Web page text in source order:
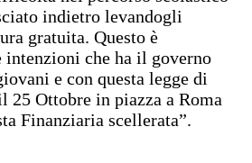
indietro levandogli
gratuita. Questo è
che ha il governo
e con questa legge di
25 Ottobre in piazza a Roma
Finanziaria scellerata”.